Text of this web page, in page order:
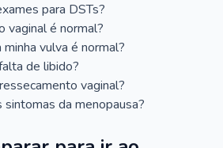
para DSTs?
vaginal é normal?
vulva é normal?
de libido?
vaginal?
da menopausa?